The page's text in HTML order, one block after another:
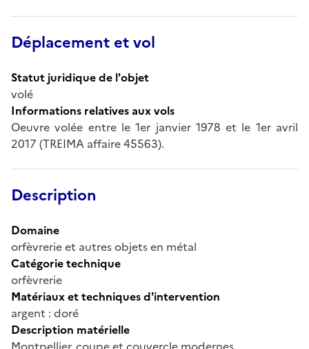
Déplacement et vol
Statut juridique de l'objet
volé
Informations relatives aux vols
Oeuvre volée entre le 1er janvier 1978 et le 1er avril
2017 (TREIMA affaire 45563).
Description
Domaine
orfèvrerie et autres objets en métal
Catégorie technique
orfèvrerie
Matériaux et techniques d'intervention
argent : doré
Description matérielle